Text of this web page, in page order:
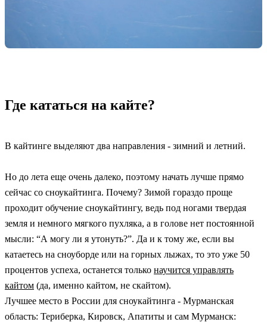
Где кататься на кайте?
В кайтинге выделяют два направления - зимний и летний.
Но до лета еще очень далеко, поэтому начать лучше прямо
сейчас со сноукайтинга. Почему? Зимой гораздо проще
проходит обучение сноукайтингу, ведь под ногами твердая
земля и немного мягкого пухляка, а в голове нет постоянной
мысли: “А могу ли я утонуть?”. Да и к тому же, если вы
катаетесь на сноуборде или на горных лыжах, то это уже 50
процентов успеха, останется только научится управлять
кайтом (да, именно кайтом, не скайтом).
Лучшее место в России для сноукайтинга - Мурманская
область: Териберка, Кировск, Апатиты и сам Мурманск: